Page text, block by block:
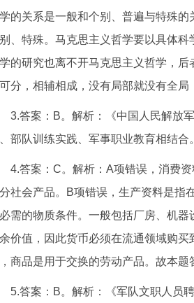
的关系是一般和个别、普遍与特殊
、特殊。马克思主义哲学要以具体
的研究也离不开马克思主义哲学，
分，相辅相成，没有局部就没有全局
答案：B。解析：《中国人民解放军
部队训练实践、军事职业教育相结合
答案：C。解析：A项错误，消费资
社会产品。B项错误，生产资料是指
需的物质条件。一般包括厂房、机
价值，因此货币必须在流通领域购
商品是用于交换的劳动产品。故本题
答案：B。解析：《军队文职人员聘